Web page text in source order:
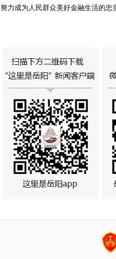
努力成为人民群众美好金融生活的忠